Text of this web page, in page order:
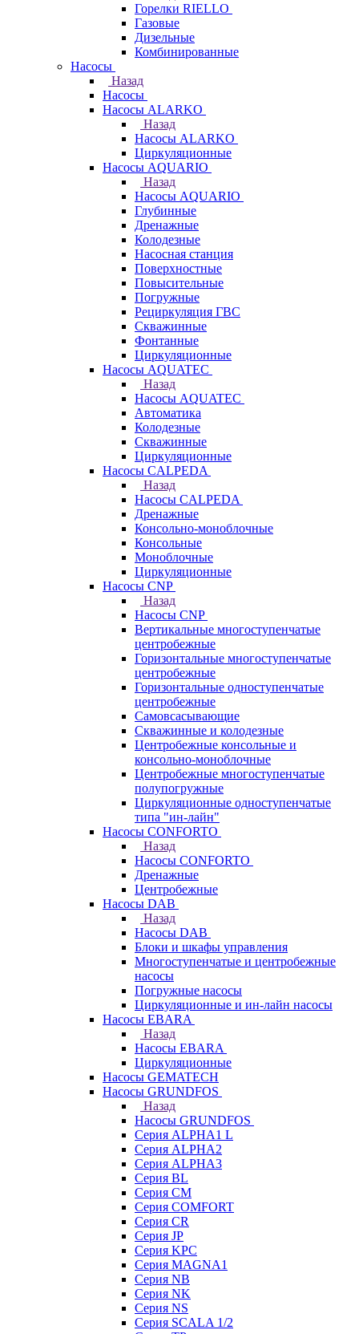
Горелки RIELLO
Газовые
Дизельные
Комбинированные
Насосы
Назад
Насосы
Насосы ALARKO
Назад
Насосы ALARKO
Циркуляционные
Насосы AQUARIO
Назад
Насосы AQUARIO
Глубинные
Дренажные
Колодезные
Насосная станция
Поверхностные
Повысительные
Погружные
Рециркуляция ГВС
Скважинные
Фонтанные
Циркуляционные
Насосы AQUATEC
Назад
Насосы AQUATEC
Автоматика
Колодезные
Скважинные
Циркуляционные
Насосы CALPEDA
Назад
Насосы CALPEDA
Дренажные
Консольно-моноблочные
Консольные
Моноблочные
Циркуляционные
Насосы CNP
Назад
Насосы CNP
Вертикальные многоступенчатые
центробежные
Горизонтальные многоступенчатые
центробежные
Горизонтальные одноступенчатые
центробежные
Самовсасывающие
Скважинные и колодезные
Центробежные консольные и
консольно-моноблочные
Центробежные многоступенчатые
полупогружные
Циркуляционные одноступенчатые
типа "ин-лайн"
Насосы CONFORTO
Назад
Насосы CONFORTO
Дренажные
Центробежные
Насосы DAB
Назад
Насосы DAB
Блоки и шкафы управления
Многоступенчатые и центробежные
насосы
Погружные насосы
Циркуляционные и ин-лайн насосы
Насосы EBARA
Назад
Насосы EBARA
Циркуляционные
Насосы GEMATECH
Насосы GRUNDFOS
Назад
Насосы GRUNDFOS
Серия ALPHA1 L
Серия ALPHA2
Серия ALPHA3
Серия BL
Серия CM
Серия COMFORT
Серия CR
Серия JP
Серия KPC
Серия MAGNA1
Серия NB
Серия NK
Серия NS
Серия SCALA 1/2